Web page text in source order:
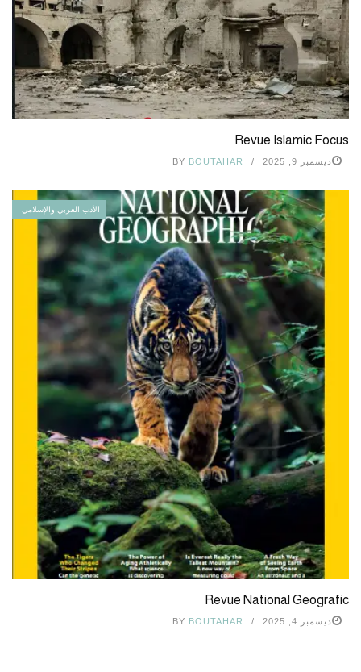
Revue Islamic Focus
ديسمبر 9, 2025 BY BOUTAHAR
الأدب العربي والإسلامي
Revue National Geografic
ديسمبر 4, 2025 BY BOUTAHAR